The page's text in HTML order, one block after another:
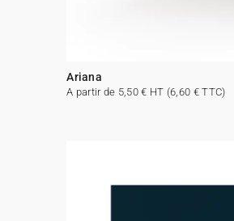
Ariana
A partir de 5,50 € HT (6,60 € TTC)